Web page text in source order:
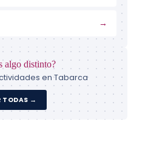
→
algo distinto?
en Tabarca
TODAS →